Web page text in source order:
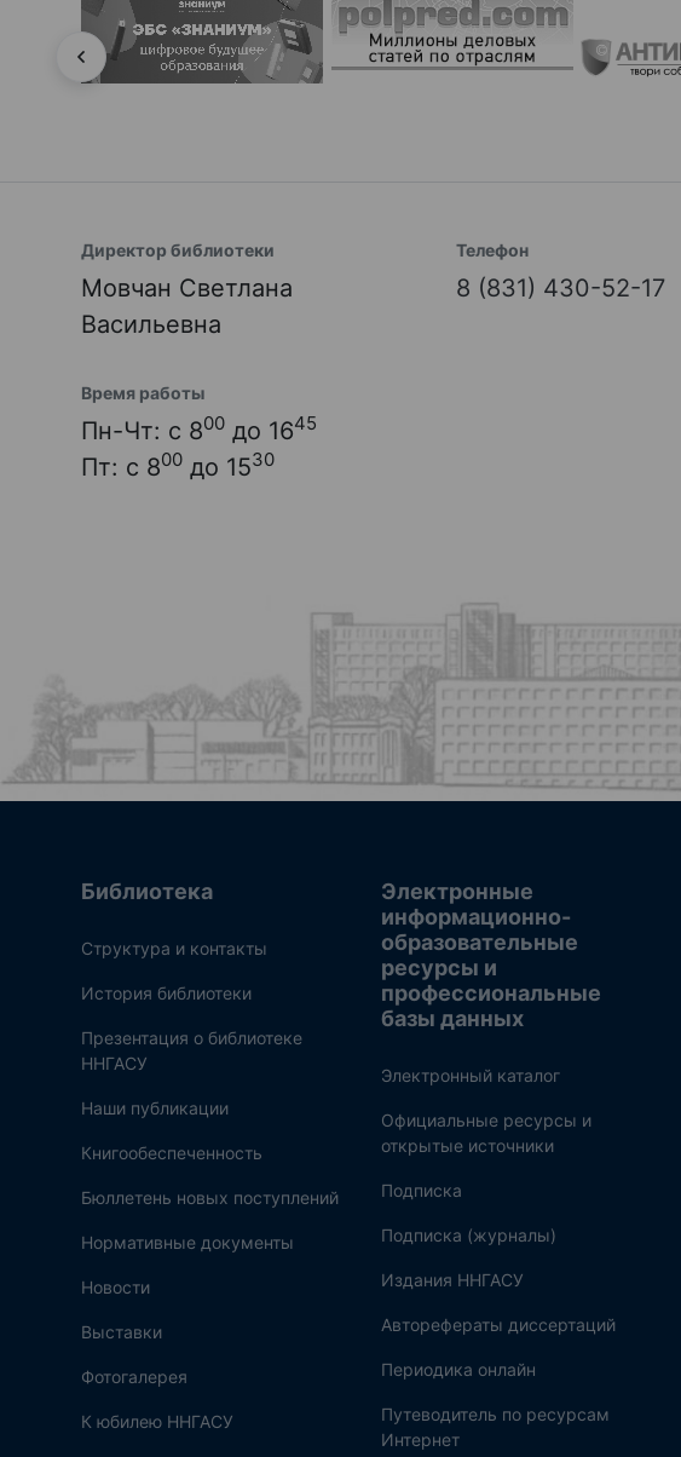
Директор библиотеки
Мовчан Светлана
Васильевна
Телефон
8 (831) 430-52-17
Время работы
Пн-Чт: с 800 до 1645
Пт: с 800 до 1530
Библиотека
Структура и контакты
История библиотеки
Презентация о библиотеке
ННГАСУ
Наши публикации
Книгообеспеченность
Бюллетень новых поступлений
Нормативные документы
Новости
Выставки
Фотогалерея
К юбилею ННГАСУ
Электронные
информационно-
образовательные
ресурсы и
профессиональные
базы данных
Электронный каталог
Официальные ресурсы и
открытые источники
Подписка
Подписка (журналы)
Издания ННГАСУ
Авторефераты диссертаций
Периодика онлайн
Путеводитель по ресурсам
Интернет